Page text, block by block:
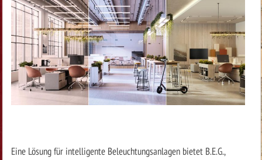
Eine Lösung für intelligente Beleuchtungsanlagen bietet B.E.G.,